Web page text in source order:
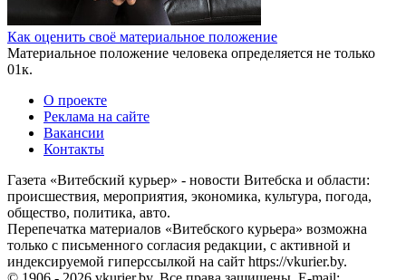
Как оценить своё материальное положение
Материальное положение человека определяется не только
01к.
О проекте
Реклама на сайте
Вакансии
Контакты
Газета «Витебский курьер» - новости Витебска и области:
происшествия, мероприятия, экономика, культура, погода,
общество, политика, авто.
Перепечатка материалов «Витебского курьера» возможна
только с письменного согласия редакции, с активной и
индексируемой гиперссылкой на сайт https://vkurier.by.